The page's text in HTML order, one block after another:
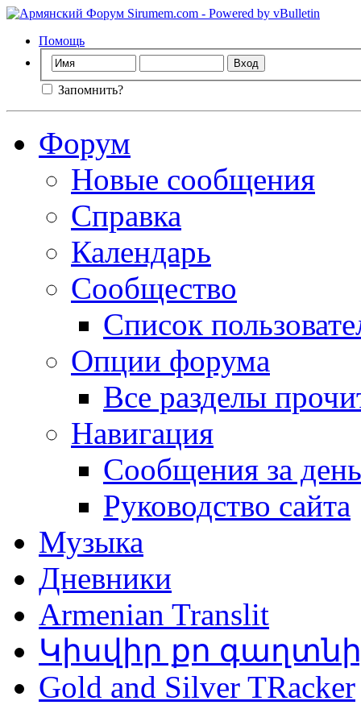
Помощь
Запомнить?
Форум
Новые сообщения
Справка
Календарь
Сообщество
Список
Опции форума
Все разделы
Навигация
Сообщения за день
Руководство сайта
Музыка
Дневники
Armenian Translit
Կիսվիր քո
Gold and Silver TRacker